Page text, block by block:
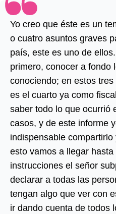
Yo creo que éste es un
o cuatro asuntos graves
país, este es uno de
primero, conocer a fondo
conociendo; en estos
es el cuarto ya como
saber todo lo que ocurrió
casos, y de este informe
indispensable
esto vamos a llegar
instrucciones el señor
declarar a todas las
tengan algo que ver con
ir dando cuenta de todos